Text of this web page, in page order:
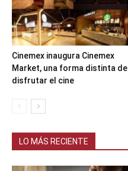
Cinemex inaugura Cinemex
Market, una forma distinta de
disfrutar el cine
LO MÁS RECIENTE